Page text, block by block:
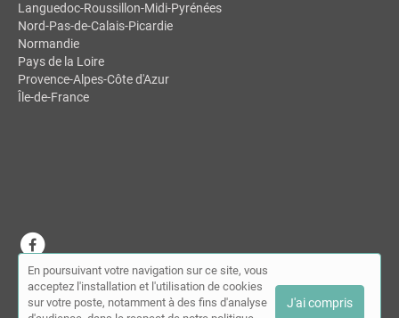
Languedoc-Roussillon-Midi-Pyrénées
Nord-Pas-de-Calais-Picardie
Normandie
Pays de la Loire
Provence-Alpes-Côte d'Azur
Île-de-France
© MDSL | Annuaire des chiropracteurs 2026 |
compte|Contact
En poursuivant votre navigation sur ce site, vous
acceptez l'installation et l'utilisation de cookies
sur votre poste, notamment à des fins d'analyse
J'ai compris